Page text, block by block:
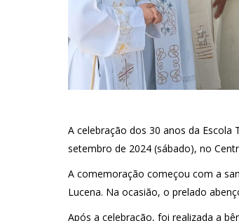
A celebração dos 30 anos da Escola
setembro de 2024 (sábado), no
A comemoração começou com a
Lucena. Na ocasião, o prelado
Após a celebração, foi realizada a